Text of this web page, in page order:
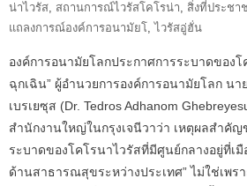
น่าไวรัส, สถานการณ์ไวรัสโคโรน่า, สิ่งที่ประชา
แถลงการณ์องค์การอนามัยโ,ไวรัสอู่ฮั่น
องค์การอนามัยโลกประกาศการระบาดของ
ฉุกเฉิน” ผู้อำนวยการองค์การอนามัยโลก น
เบรเยซุส (Dr. Tedros Adhanom
สำนักงานใหญ่ในกรุงเจนีวาว่า เหตุผลสำคัญ
ระบาดของโคโรนาไวรัสที่มีศูนย์กลางอยู่ที่เ
ด้านสาธารณสุขระหว่างประเทศ” ไม่ใช่เพ